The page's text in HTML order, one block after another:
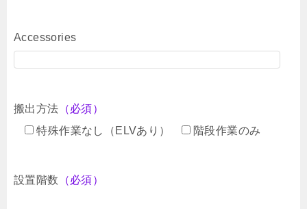
Accessories
搬出方法 （必須）
特殊作業なし（ELVあり）
階段作業のみ
設置階数 （必須）